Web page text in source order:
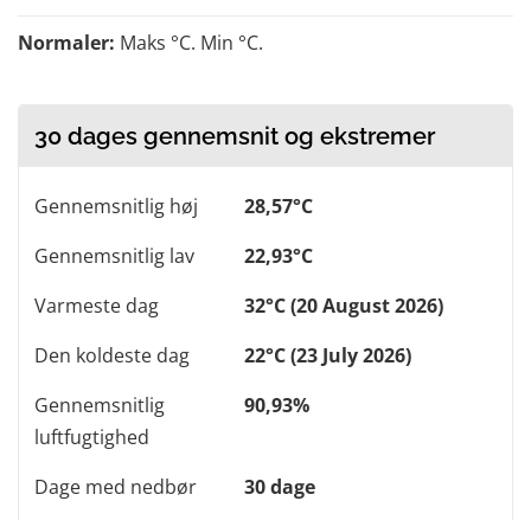
Normaler: Maks °C. Min °C.
30 dages gennemsnit og ekstremer
Gennemsnitlig høj
28,57°C
Gennemsnitlig lav
22,93°C
Varmeste dag
32°C (20 August 2026)
Den koldeste dag
22°C (23 July 2026)
Gennemsnitlig
luftfugtighed
90,93%
Dage med nedbør
30 dage